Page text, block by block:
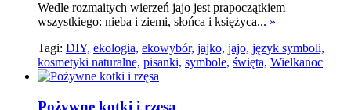
Wedle rozmaitych wierzeń jajo jest prapoczątkiem
wszystkiego: nieba i ziemi, słońca i księżyca... »
Tagi: DIY, ekologia, ekowybór, jajko, jajo, język symboli,
kosmetyki naturalne, pisanki, symbole, święta, Wielkanoc
Pożywne kotki i rzęsa